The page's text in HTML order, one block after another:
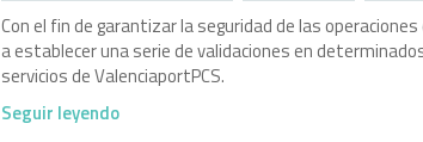
Con el fin de garantizar la seguridad de las
a establecer una serie de validaciones en
servicios de ValenciaportPCS.
Seguir leyendo